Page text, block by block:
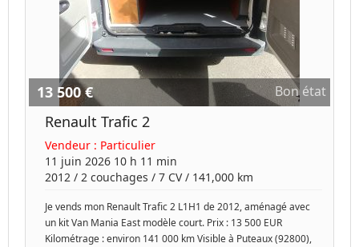
13 500 € Bon état
Renault Trafic 2
Vendeur : Particulier
11 juin 2026 10 h 11 min
2012 / 2 couchages / 7 CV / 141,000 km
Je vends mon Renault Trafic 2 L1H1 de 2012, aménagé avec
un kit Van Mania East modèle court. Prix : 13 500 EUR
Kilométrage : environ 141 000 km Visible à Puteaux (92800),